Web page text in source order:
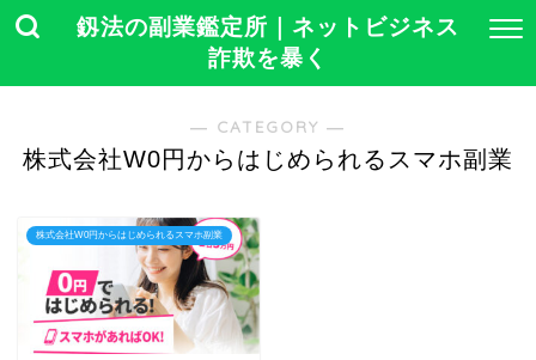
釼法の副業鑑定所｜ネットビジネス
詐欺を暴く
― CATEGORY ―
株式会社W0円からはじめられるスマホ副業
株式会社W0円からはじめられるスマホ副業